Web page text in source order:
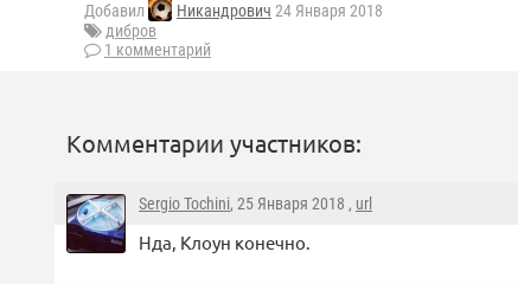
Добавил Никандрович 24 Января 2018
дибров
1 комментарий
Комментарии участников:
Sergio Tochini, 25 Января 2018 , url
Нда, Клоун конечно.